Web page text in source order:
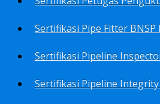
Sertifikasi Pipe Fitter BNSP
Sertifikasi Pipeline